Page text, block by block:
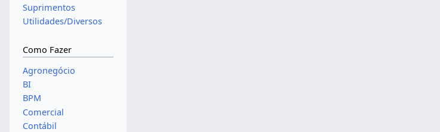
Suprimentos
Utilidades/Diversos
Como Fazer
Agronegócio
BI
BPM
Comercial
Contábil